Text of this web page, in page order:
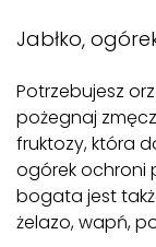
Jabłko,
Potrzebujesz
pożegnaj
fruktozy, która
ogórek ochroni
bogata jest
żelazo, wapń,